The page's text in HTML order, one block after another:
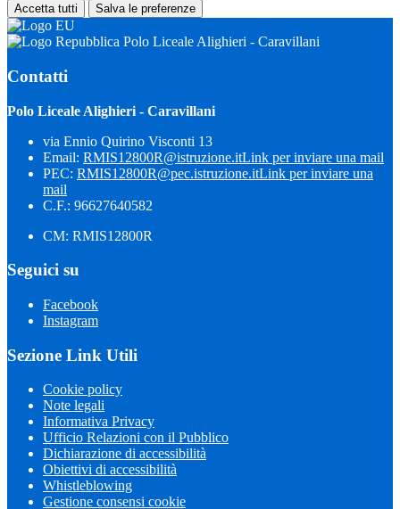
Accetta tutti Salva le preferenze
Polo Liceale Alighieri - Caravillani
Contatti
Polo Liceale Alighieri - Caravillani
via Ennio Quirino Visconti 13
Email: RMIS12800R@istruzione.itLink per inviare una mail
PEC: RMIS12800R@pec.istruzione.itLink per inviare una
mail
C.F.: 96627640582
CM: RMIS12800R
Seguici su
Facebook
Instagram
Sezione Link Utili
Cookie policy
Note legali
Informativa Privacy
Ufficio Relazioni con il Pubblico
Dichiarazione di accessibilità
Obiettivi di accessibilità
Whistleblowing
Gestione consensi cookie